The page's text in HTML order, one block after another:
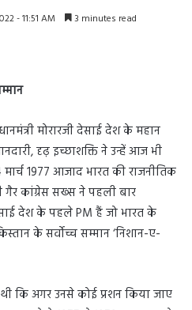
- 11:51 AM 3 minutes read
मोरारजी देसाई देश के महान
दृढ़ इच्छाशक्ति ने उन्हें आज भी
1977 आजाद भारत की राजनीतिक
गैर कांग्रेस सख्स ने पहली बार
देश के पहले PM हैं जो भारत के
के सर्वोच्च सम्मान ‘निशान-ए-
कि अगर उनसे कोई प्रशन किया जाए